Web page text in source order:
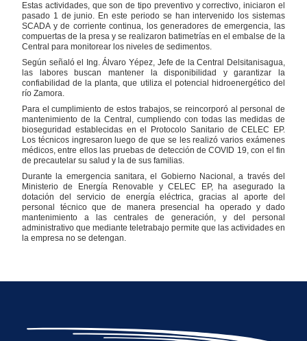
Estas actividades, que son de tipo preventivo y correctivo, iniciaron el
pasado 1 de junio. En este periodo se han intervenido los sistemas
SCADA y de corriente continua, los generadores de emergencia, las
compuertas de la presa y se realizaron batimetrías en el embalse de la
Central para monitorear los niveles de sedimentos.
Según señaló el Ing. Álvaro Yépez, Jefe de la Central Delsitanisagua,
las labores buscan mantener la disponibilidad y garantizar la
confiabilidad de la planta, que utiliza el potencial hidroenergético del
río Zamora.
Para el cumplimiento de estos trabajos, se reincorporó al personal de
mantenimiento de la Central, cumpliendo con todas las medidas de
bioseguridad establecidas en el Protocolo Sanitario de CELEC EP.
Los técnicos ingresaron luego de que se les realizó varios exámenes
médicos, entre ellos las pruebas de detección de COVID 19, con el fin
de precautelar su salud y la de sus familias.
Durante la emergencia sanitara, el Gobierno Nacional, a través del
Ministerio de Energía Renovable y CELEC EP, ha asegurado la
dotación del servicio de energía eléctrica, gracias al aporte del
personal técnico que de manera presencial ha operado y dado
mantenimiento a las centrales de generación, y del personal
administrativo que mediante teletrabajo permite que las actividades en
la empresa no se detengan.